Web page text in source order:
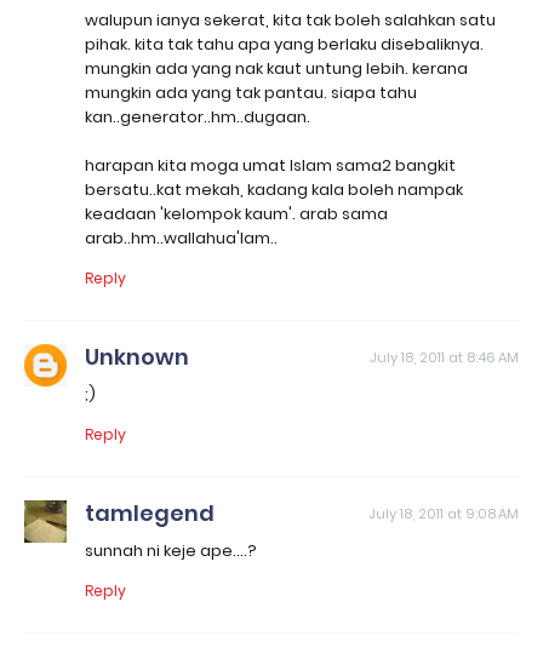
walupun ianya sekerat, kita tak boleh salahkan satu
pihak. kita tak tahu apa yang berlaku disebaliknya.
mungkin ada yang nak kaut untung lebih. kerana
mungkin ada yang tak pantau. siapa tahu
kan..generator..hm..dugaan.
harapan kita moga umat Islam sama2 bangkit
bersatu..kat mekah, kadang kala boleh nampak
keadaan 'kelompok kaum'. arab sama
arab..hm..wallahua'lam..
Reply
Unknown July 18, 2011 at 8:46 AM
;)
Reply
tamlegend July 18, 2011 at 9:08 AM
sunnah ni keje ape....?
Reply